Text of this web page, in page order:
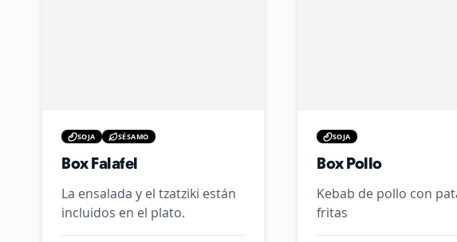
SOJA SÉSAMO
Box Falafel
La ensalada y el tzatziki están
incluidos en el plato.
SOJA
Box Pollo
Kebab de pollo con
fritas